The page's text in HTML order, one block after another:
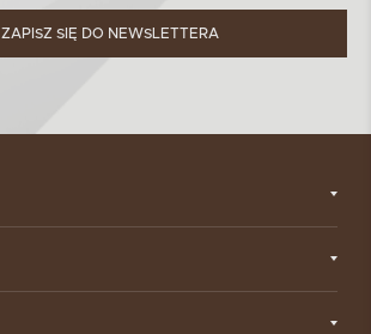
ZAPISZ SIĘ DO NEWSLETTERA